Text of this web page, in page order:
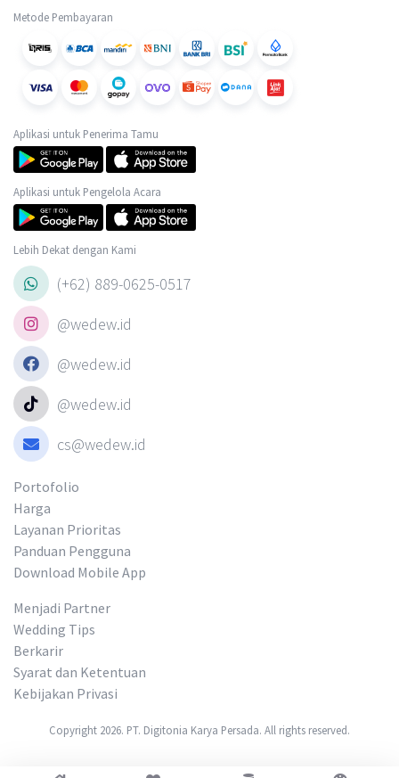
Metode Pembayaran
Aplikasi untuk Penerima Tamu
Aplikasi untuk Pengelola Acara
Lebih Dekat dengan Kami
(+62) 889-0625-0517
@wedew.id
@wedew.id
@wedew.id
cs@wedew.id
Portofolio
Harga
Layanan Prioritas
Panduan Pengguna
Download Mobile App
Menjadi Partner
Wedding Tips
Berkarir
Syarat dan Ketentuan
Kebijakan Privasi
Copyright 2026. PT. Digitonia Karya Persada. All rights reserved.